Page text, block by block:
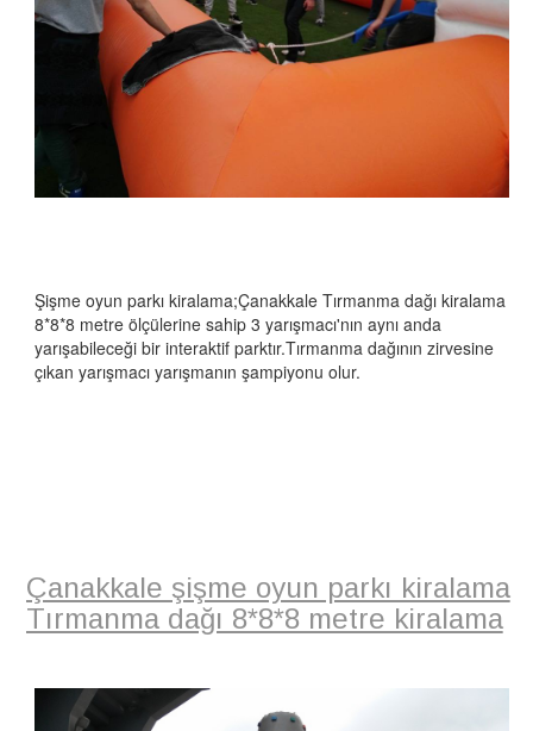
Şişme oyun parkı kiralama;Çanakkale Tırmanma dağı kiralama
8*8*8 metre ölçülerine sahip 3 yarışmacı'nın aynı anda
yarışabileceği bir interaktif parktır.Tırmanma dağının zirvesine
çıkan yarışmacı yarışmanın şampiyonu olur.
Çanakkale şişme oyun parkı kiralama
Tırmanma dağı 8*8*8 metre kiralama